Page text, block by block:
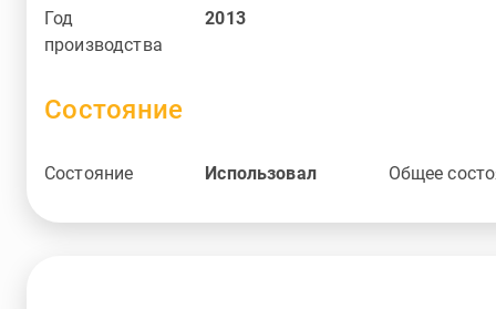
Год
производства
2013
Состояние
Состояние Использовал Общее